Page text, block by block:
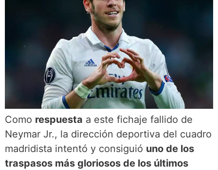
Como respuesta a este fichaje fallido de
Neymar Jr., la dirección deportiva del cuadro
madridista intentó y consiguió uno de los
traspasos más gloriosos de los últimos